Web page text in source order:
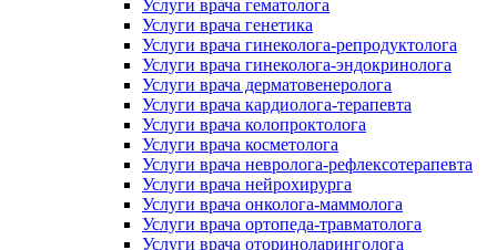
Услуги врача гематолога
Услуги врача генетика
Услуги врача гинеколога-репродуктолога
Услуги врача гинеколога-эндокринолога
Услуги врача дерматовенеролога
Услуги врача кардиолога-терапевта
Услуги врача колопроктолога
Услуги врача косметолога
Услуги врача невролога-рефлексотерапевта
Услуги врача нейрохирурга
Услуги врача онколога-маммолога
Услуги врача ортопеда-травматолога
Услуги врача оториноларинголога